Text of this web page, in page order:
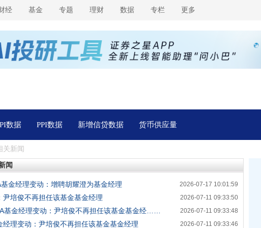
经 基金 专题 理财 数据 专栏 更多
数据 PPI数据 新增信贷数据 货币供应量
关新闻
闻
2026-07-17 10:01:59
金经理变动：增聘胡耀澄为基金经理
2026-07-11 09:33:50
培俊不再担任该基金基金经理
2026-07-11 09:33:48
基金经理变动：尹培俊不再担任该基金基金经……
2026-07-11 09:33:46
理变动：尹培俊不再担任该基金基金经理